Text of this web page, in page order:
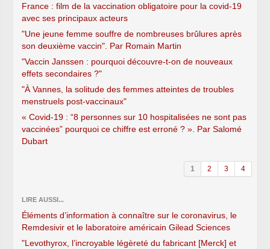
France : film de la vaccination obligatoire pour la covid-19
avec ses principaux acteurs
"Une jeune femme souffre de nombreuses brûlures après
son deuxième vaccin". Par Romain Martin
"Vaccin Janssen : pourquoi découvre-t-on de nouveaux
effets secondaires ?"
"À Vannes, la solitude des femmes atteintes de troubles
menstruels post-vaccinaux"
« Covid-19 : “8 personnes sur 10 hospitalisées ne sont pas
vaccinées” pourquoi ce chiffre est erroné ? ». Par Salomé
Dubart
1 2 3 4
LIRE AUSSI...
Éléments d’information à connaître sur le coronavirus, le
Remdesivir et le laboratoire américain Gilead Sciences
"Levothyrox, l’incroyable légèreté du fabricant [Merck] et